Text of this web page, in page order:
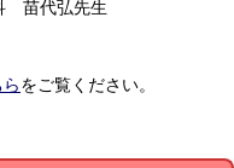
苗代弘先生
をご覧ください。